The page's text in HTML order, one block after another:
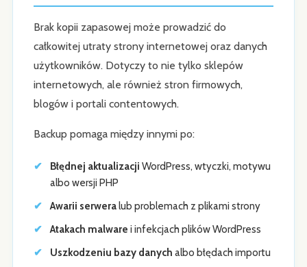
Brak kopii zapasowej może prowadzić do
całkowitej utraty strony internetowej oraz danych
użytkowników. Dotyczy to nie tylko sklepów
internetowych, ale również stron firmowych,
blogów i portali contentowych.
Backup pomaga między innymi po:
Błędnej aktualizacji WordPress, wtyczki, motywu
albo wersji PHP
Awarii serweralub problemach z plikami strony
Atakach malware i infekcjach plików WordPress
Uszkodzeniu bazy danych albo błędach importu